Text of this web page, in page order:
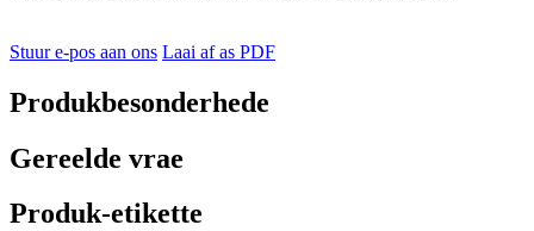
Stuur e-pos aan ons Laai af as PDF
Produkbesonderhede
Gereelde vrae
Produk-etikette